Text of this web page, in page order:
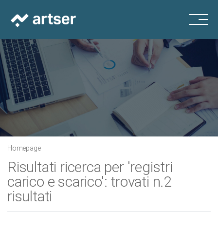
Homepage
Risultati ricerca per 'registri
carico e scarico': trovati n.2
risultati